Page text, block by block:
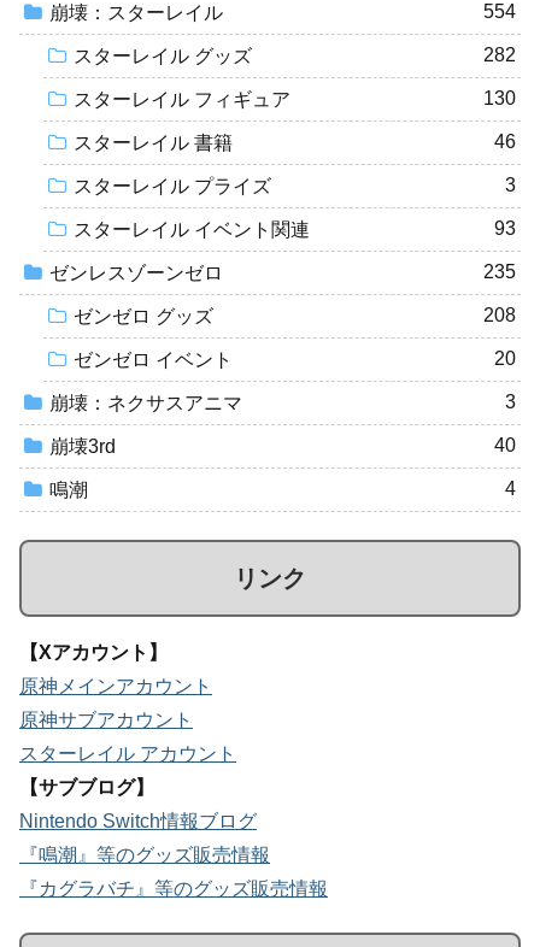
崩壊：スターレイル 554
スターレイル グッズ 282
スターレイル フィギュア 130
スターレイル 書籍 46
スターレイル プライズ 3
スターレイル イベント関連 93
ゼンレスゾーンゼロ 235
ゼンゼロ グッズ 208
ゼンゼロ イベント 20
崩壊：ネクサスアニマ 3
崩壊3rd 40
鳴潮 4
リンク
【Xアカウント】
原神メインアカウント
原神サブアカウント
スターレイル アカウント
【サブブログ】
Nintendo Switch情報ブログ
『鳴潮』等のグッズ販売情報
『カグラバチ』等のグッズ販売情報